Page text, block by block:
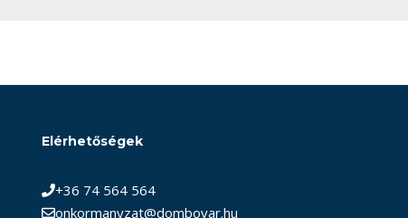
Elérhetőségek
+36 74 564 564
onkormanyzat@dombovar.hu